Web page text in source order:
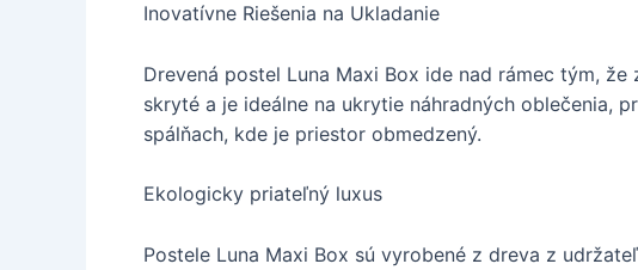
Inovatívne Riešenia na Ukladanie
Drevená postel Luna Maxi Box ide nad rámec tým,
skryté a je ideálne na ukrytie náhradných oblečenia,
spálňach, kde je priestor obmedzený.
Ekologicky priateľný luxus
Postele Luna Maxi Box sú vyrobené z dreva z